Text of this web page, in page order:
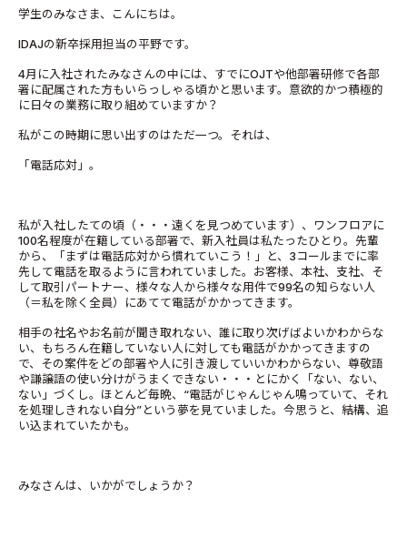
学生のみなさま、こんにちは。
IDAJの新卒採⽤担当の平野です。
4月に入社されたみなさんの中には、すでにOJTや他部署研修で各部
署に配属された方もいらっしゃる頃かと思います。意欲的かつ積極的
に日々の業務に取り組めていますか？
私がこの時期に思い出すのはただ一つ。それは、
「電話応対」。
私が入社したての頃（・・・遠くを見つめています）、ワンフロアに
100名程度が在籍している部署で、新入社員は私たったひとり。先輩
から、「まずは電話応対から慣れていこう！」と、3コールまでに率
先して電話を取るように言われていました。お客様、本社、支社、そ
して取引パートナー、様々な人から様々な用件で99名の知らない人
（＝私を除く全員）にあてて電話がかかってきます。
相手の社名やお名前が聞き取れない、誰に取り次げばよいかわからな
い、もちろん在籍していない人に対しても電話がかかってきますの
で、その案件をどの部署や人に引き渡していいかわからない、尊敬語
や謙譲語の使い分けがうまくできない・・・とにかく「ない、ない、
ない」づくし。ほとんど毎晩、“電話がじゃんじゃん鳴っていて、それ
を処理しきれない自分”という夢を見ていました。今思うと、結構、追
い込まれていたかも。
みなさんは、いかがでしょうか？